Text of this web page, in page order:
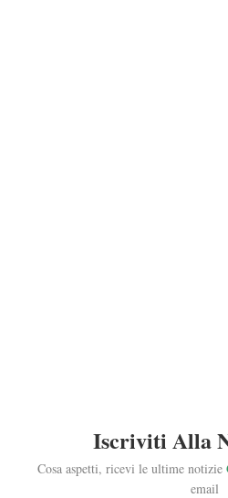
Iscriviti Alla
Cosa aspetti, ricevi le ultime notizie
email